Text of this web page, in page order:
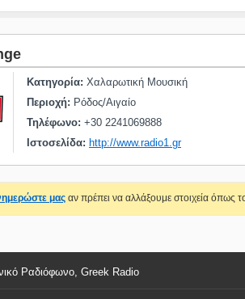
Κατηγορία: Χαλαρωτική Μουσική
Περιοχή: Ρόδος/Αιγαίο
Τηλέφωνο: +30 2241069888
Ιστοσελίδα: http://www.radio1.gr
μας αν πρέπει να αλλάξουμε στοιχεία όπως
Ραδιόφωνο, Greek Radio